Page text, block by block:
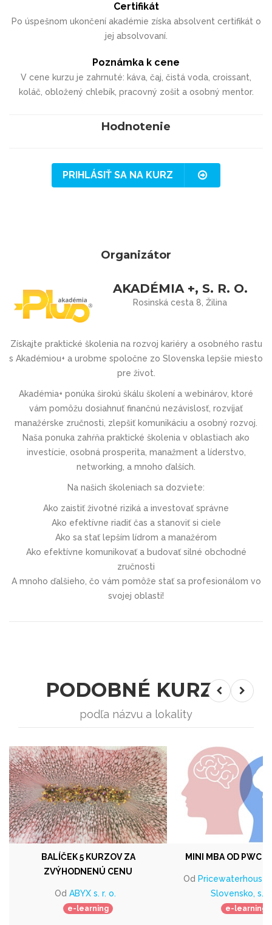
Certifikát
Po úspešnom ukončení akadémie získa absolvent certifikát o
jej absolvovaní.
Poznámka k cene
V cene kurzu je zahrnuté: káva, čaj, čistá voda, croissant,
koláč, obložený chlebík, pracovný zošit a osobný mentor.
Hodnotenie
PRIHLÁSIŤ SA NA KURZ
Organizátor
AKADÉMIA +, S. R. O.
Rosinská cesta 8, Žilina
Získajte praktické školenia na rozvoj kariéry a osobného rastu
s Akadémiou+ a urobme spoločne zo Slovenska lepšie miesto
pre život.
Akadémia+ ponúka širokú škálu školení a webinárov, ktoré
vám pomôžu dosiahnuť finančnú nezávislosť, rozvíjať
manažérske zručnosti, zlepšiť komunikáciu a osobný rozvoj.
Naša ponuka zahŕňa praktické školenia v oblastiach ako
investície, osobná prosperita, manažment a líderstvo,
networking, a mnoho ďalších.
Na našich školeniach sa dozviete:
Ako zaistiť životné riziká a investovať správne
Ako efektívne riadiť čas a stanoviť si ciele
Ako sa stať lepším lídrom a manažérom
Ako efektívne komunikovať a budovať silné obchodné
zručnosti
A mnoho ďalšieho, čo vám pomôže stať sa profesionálom vo
svojej oblasti!
PODOBNÉ KURZY
podľa názvu a lokality
BALÍČEK 5 KURZOV ZA
ZVÝHODNENÚ CENU
Od ABYX s. r. o.
e-learning
MINI MBA OD PWC
Od
Slovensko,
e-learning